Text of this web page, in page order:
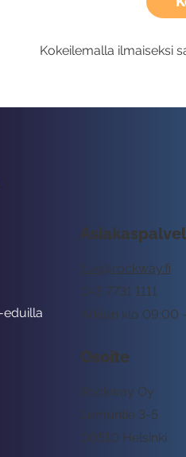
Kokeilemalla ilmaiseksi
tuki@rockway.fi
Arkisin klo 09:00
045 7731 1111
Osoite
Rockway Oy
Lemuntie 3-5
00510 Helsinki
eduilla